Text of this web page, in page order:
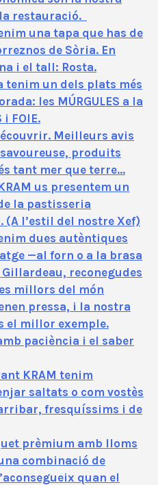
restauració.
una tapa que has de
de Sòria. En
i el tall: Rosta.
tenim un dels plats més
les MÚRGULES a la
i FOIE.
Meilleurs avis
produits
tant mer que terre…
us presentem un
la pastisseria
(A l’estil del nostre Xef)
dues autèntiques
—al forn o a la brasa
reconegudes
millors del món
pressa, i la nostra
el millor exemple.
paciència i el saber
KRAM tenim
saltats o com vostès
fresquíssims i de
prèmium amb lloms
combinació de
quan el